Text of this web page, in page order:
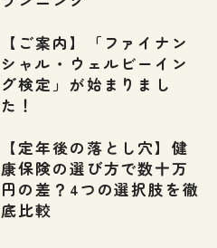
【ご案内】「ファイナン
シャル・ウェルビーイン
グ検定」が始まりまし
た！
【定年後の落とし穴】健
康保険の選び方で数十万
円の差？4つの選択肢を徹
底比較